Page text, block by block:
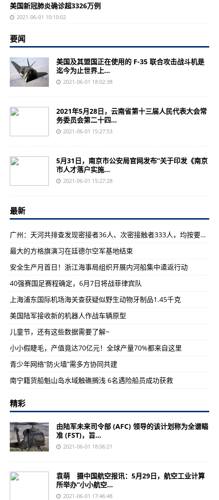
美国新冠肺炎确诊超3326万例
2021-06-01 10:10:02
要闻
美国及其盟国正在使用的 F-35 联合攻击战斗机是
迄今为止世界上...
2021-06-01 18:02:38
2021年5月28日，云南省第十三届人民代表大会常
务委员会第二十四...
2021-06-01 15:27:53
5月31日，南京市公安局官网发布“关于印发《南京
市人才落户实施...
2021-06-01 15:27:28
最新
广州：天河共排查发现密接者36人、次密接触者333人，均按要求落实健康管理措施
最大的方格旗演习在廷德尔空军基地结束
安全生产月首日！浙江海事局组织开展内河船集中遣返行动
40强赛国足赛程确定，6月7日将战菲律宾队
上海浦东国际机场海关查获疑似野生动物牙制品1.45千克
美国陆军接收新的机器人作战车辆原型
儿童节，还有这些数据需要了解~
小小假睫毛，产值竟达70亿元！全球产量70%都来自这里
青少年网络“防火墙”需多方协同共建
南宁籍货船魁山岛水域触礁搁浅 6名遇险船员成功获救
精彩
由陆军未来司令部 (AFC) 领导的该计划称为全谱瞄
准 (FST)，旨...
2021-06-01 18:06:21
袁萌 摄中国航空报讯：5月29日，航空工业计算
所举办“小小航空...
2021-06-01 17:46:48